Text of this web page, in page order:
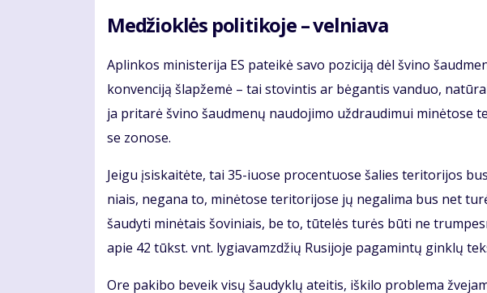
Me­džiok­lės po­li­ti­ko­je – vel­nia­va
Ap­lin­kos mi­nis­te­ri­ja ES pa­tei­kė sa­vo po­zi­ci­ją dėl švi­no
kon­ven­ci­ją šlap­že­mė – tai sto­vin­tis ar bė­gan­tis van­duo,
ja pri­ta­rė švi­no šaud­me­nų nau­do­ji­mo už­drau­di­mui mi­nė­to­se
se zo­no­se.
Jei­gu įsi­skai­tė­te, tai 35-iuo­se pro­cen­tuo­se ša­lies te­ri­to­ri­jos
niais, ne­ga­na to, mi­nė­to­se te­ri­to­ri­jo­se jų ne­ga­li­ma bus net
šau­dy­ti mi­nė­tais šo­vi­niais, be to, tū­te­lės tu­rės bū­ti ne
apie 42 tūkst. vnt. ly­gia­vamz­džių Ru­si­jo­je pa­ga­min­tų gin­klų
Ore pa­ki­bo be­veik vi­sų šau­dyk­lų at­ei­tis, iš­ki­lo pro­ble­ma